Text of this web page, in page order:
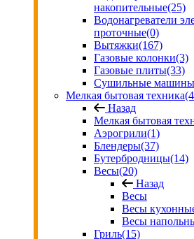
накопительные(25)
Водонагреватели
проточные(0)
Вытяжки(167)
Газовые колонки(3)
Газовые плиты(33)
Сушильные машины
Мелкая бытовая техника
Назад
Мелкая бытовая
Аэрогрили(1)
Блендеры(37)
Бутербродницы(14)
Весы(20)
Назад
Весы
Весы
Весы
Гриль(15)